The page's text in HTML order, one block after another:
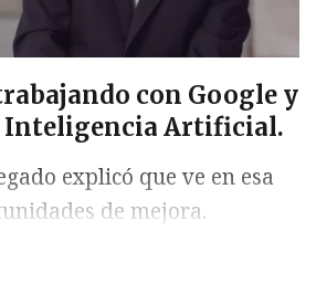
con Google y
Inteligencia Artificial.
explicó que ve en esa
de mejora.